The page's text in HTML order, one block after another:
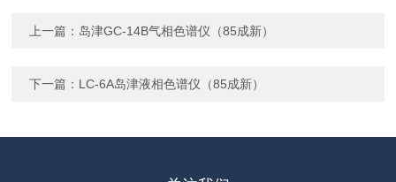
上一篇： 岛津GC-14B气相色谱仪（85成新）
下一篇： LC-6A岛津液相色谱仪（85成新）